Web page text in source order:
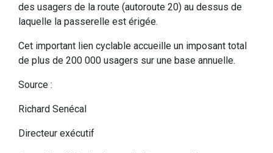
des usagers de la route (autoroute 20) au dessus de
laquelle la passerelle est érigée.
Cet important lien cyclable accueille un imposant total
de plus de 200 000 usagers sur une base annuelle.
Source :
Richard Senécal
Directeur exécutif